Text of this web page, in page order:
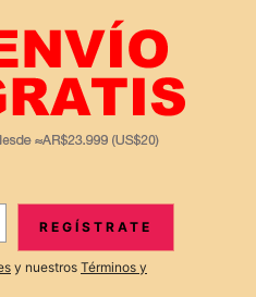
DE SHEIN
Suscribir
REGÍSTRATE
y nuestros Términos y